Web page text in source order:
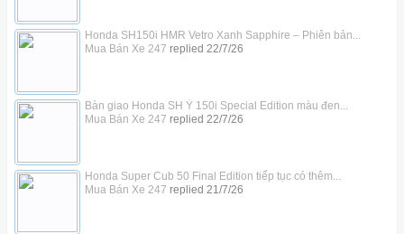
Honda SH150i HMR Vetro Xanh Sapphire – Phiên bản...
Mua Bán Xe 247 replied 22/7/26
Bàn giao Honda SH Ý 150i Special Edition màu đen...
Mua Bán Xe 247 replied 22/7/26
Honda Super Cub 50 Final Edition tiếp tục có thêm...
Mua Bán Xe 247 replied 21/7/26